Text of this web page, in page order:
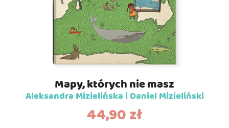
Mapy, których nie masz
Aleksandra Mizielińska i Daniel Mizieliński
44,90zł